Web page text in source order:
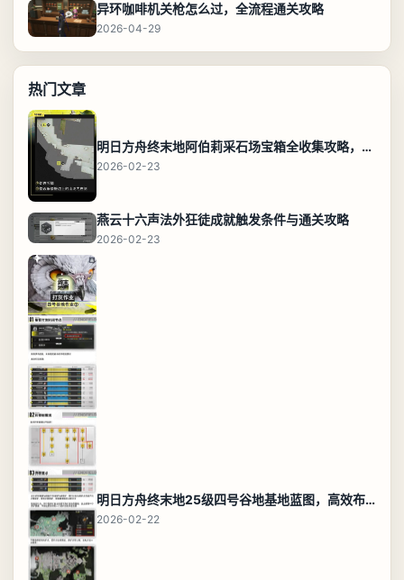
异环咖啡机关枪怎么过，全流程通关攻略
2026-04-29
热门文章
明日方舟终末地阿伯莉采石场宝箱全收集攻略，全点位分布图与路线
2026-02-23
燕云十六声法外狂徒成就触发条件与通关攻略
2026-02-23
明日方舟终末地25级四号谷地基地蓝图，高效布局规划
2026-02-22